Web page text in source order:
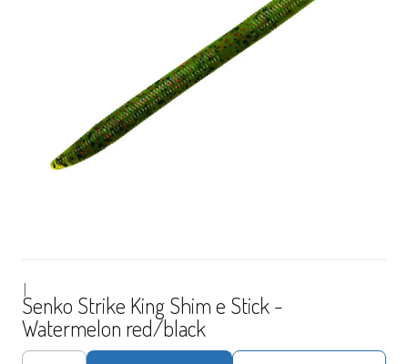
|
Senko Strike King Shim e Stick -
Watermelon red/black